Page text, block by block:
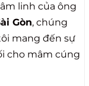
linh của ông
Gòn, chúng
mang đến sự
cho mâm cúng